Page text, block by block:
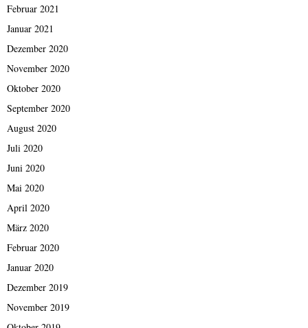
Februar 2021
Januar 2021
Dezember 2020
November 2020
Oktober 2020
September 2020
August 2020
Juli 2020
Juni 2020
Mai 2020
April 2020
März 2020
Februar 2020
Januar 2020
Dezember 2019
November 2019